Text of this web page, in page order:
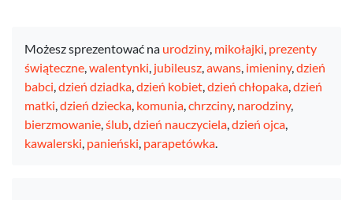
Możesz sprezentować na urodziny, mikołajki, prezenty
świąteczne,walentynki, jubileusz,awans, imieniny,dzień
babci,dzień dziadka,dzień kobiet,dzień chłopaka,dzień
matki,dzień dziecka, komunia,chrzciny, narodziny,
bierzmowanie,ślub,dzień nauczyciela,dzień ojca,
kawalerski, panieński, parapetówka.